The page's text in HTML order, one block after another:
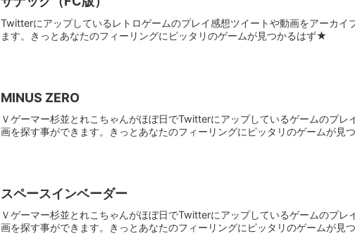
Twitterにアップしているレトロゲームのプレイ感想ツイートや動画をアーカ
ます。きっとあなたのフィーリングにピッタリのゲームが見つかるはず★
MINUS ZERO
Ｖゲーマー杉並とれこちゃんがほぼ日でTwitterにアップしているゲームのプ
画を探す事ができます。きっとあなたのフィーリングにピッタリのゲームが見
スペースインベーダー
Ｖゲーマー杉並とれこちゃんがほぼ日でTwitterにアップしているゲームのプ
画を探す事ができます。きっとあなたのフィーリングにピッタリのゲームが見